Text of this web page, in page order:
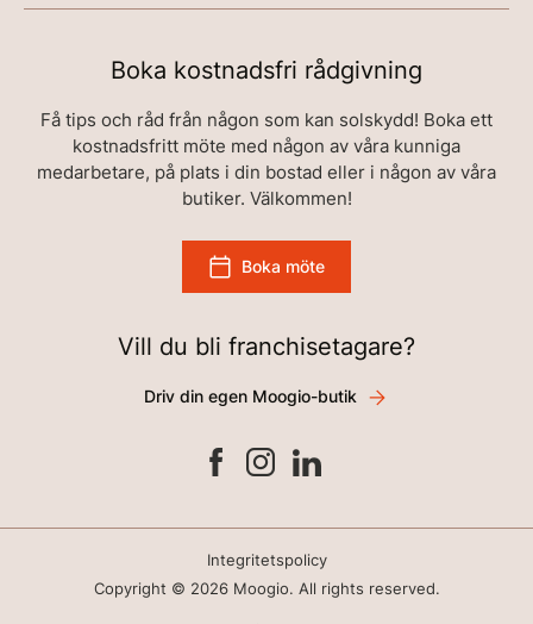
Boka kostnadsfri rådgivning
Få tips och råd från någon som kan solskydd! Boka ett
kostnadsfritt möte med någon av våra kunniga
medarbetare, på plats i din bostad eller i någon av våra
butiker. Välkommen!
Boka möte
Vill du bli franchisetagare?
Driv din egen Moogio-butik
Integritetspolicy
Copyright © 2026 Moogio. All rights reserved.